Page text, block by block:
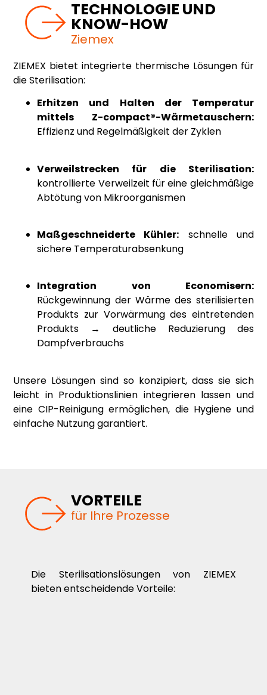
TECHNOLOGIE UND
KNOW-HOW
Ziemex
ZIEMEX bietet integrierte thermische Lösungen für
die Sterilisation:
Erhitzen und Halten der Temperatur
mittels Z-compact®-Wärmetauschern:
Effizienz und Regelmäßigkeit der Zyklen
Verweilstrecken für die Sterilisation:
kontrollierte Verweilzeit für eine gleichmäßige
Abtötung von Mikroorganismen
Maßgeschneiderte Kühler: schnelle und
sichere Temperaturabsenkung
Integration von Economisern:
Rückgewinnung der Wärme des sterilisierten
Produkts zur Vorwärmung des eintretenden
Produkts → deutliche Reduzierung des
Dampfverbrauchs
Unsere Lösungen sind so konzipiert, dass sie sich
leicht in Produktionslinien integrieren lassen und
eine CIP-Reinigung ermöglichen, die Hygiene und
einfache Nutzung garantiert.
VORTEILE
für Ihre Prozesse
Die Sterilisationslösungen von ZIEMEX
bieten entscheidende Vorteile: